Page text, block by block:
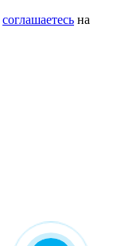
соглашаетесь на